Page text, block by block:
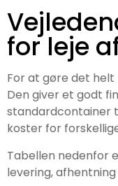
for leje
For at gøre det
Den giver et godt
standardcontainer
koster for
Tabellen nedenfor
levering,